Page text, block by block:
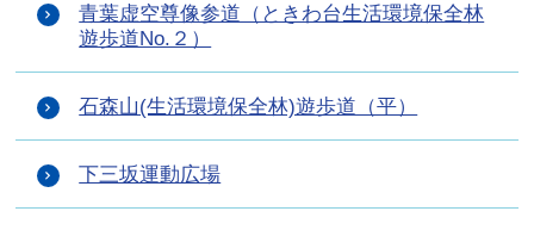
青葉虚空尊像参道（ときわ台生活環境保全林
遊歩道No.２）
石森山(生活環境保全林)遊歩道（平）
下三坂運動広場